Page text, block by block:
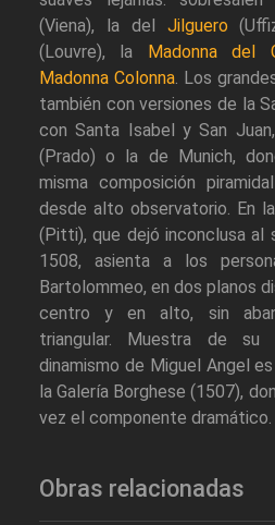
(Viena), la del Jilguero
(Louvre), la
Madonna del
Madonna Colonna. Los
también con versiones de la
con Santa Isabel y San
(Prado) o la de Munich,
misma composición
desde alto observatorio. En la
(Pitti), que dejó inconclusa al
1508, asienta a los
Bartolommeo, en dos planos
centro y en alto, sin
triangular. Muestra de su
dinamismo de Miguel Angel
la Galería Borghese (1507),
vez el componente dramático.
Obras relacionadas